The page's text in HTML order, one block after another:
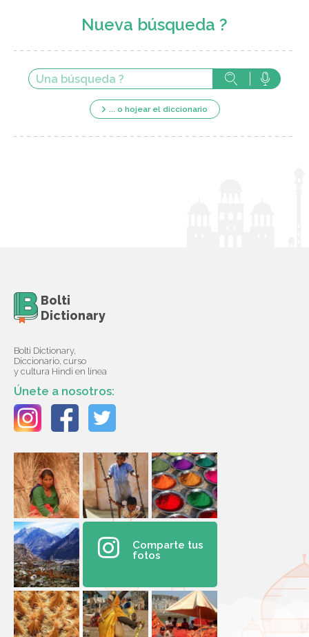
Nueva búsqueda ?
... o hojear el diccionario
Bolti
Dictionary
Bolti Dictionary,
Diccionario, curso
y cultura Hindi en línea
Únete a nosotros:
Comparte tus
fotos